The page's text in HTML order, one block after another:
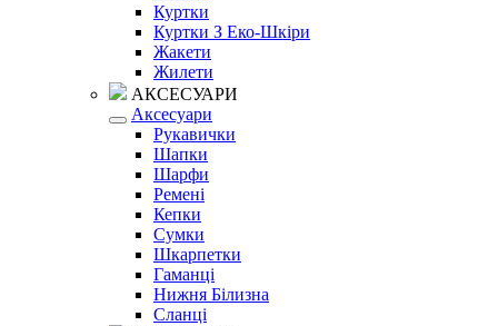
Куртки
Куртки З Еко-Шкіри
Жакети
Жилети
АКСЕСУАРИ
Аксесуари
Рукавички
Шапки
Шарфи
Ремені
Кепки
Сумки
Шкарпетки
Гаманці
Нижня Білизна
Сланці